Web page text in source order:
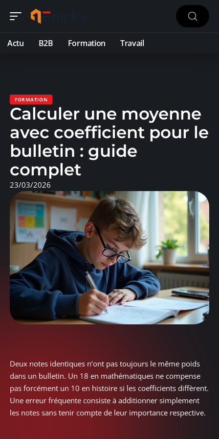
Actu B2B Formation Travail
FORMATION
Calculer une moyenne
avec coefficient pour le
bulletin : guide
complet
23/03/2026
Deux notes identiques n’ont pas toujours le même poids
dans un bulletin. Un 18 en mathématiques ne compense
pas forcément un 10 en histoire si les coefficients diffèrent.
Une erreur fréquente consiste à additionner simplement
les notes sans tenir compte de leur importance respective.